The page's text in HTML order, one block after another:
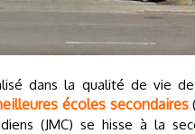
dans la qualité de vie
écoles secondaires
(JMC) se hisse à la